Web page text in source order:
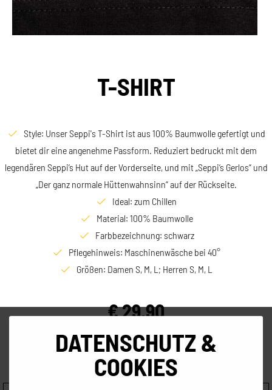
T-SHIRT
Style: Unser Seppi's T-Shirt ist aus 100% Baumwolle gefertigt und
bietet dir eine angenehme Passform. Reduziert bedruckt mit dem
legendären Seppi’s Hut auf der Vorderseite, und mit „Seppi‘s Gerlos“ und
„Der ganz normale Hüttenwahnsinn“ auf der Rückseite.
Ideal: zum Chillen
Material: 100% Baumwolle
Farbbezeichnung: schwarz
Pflegehinweis: Maschinenwäsche bei 40°
Größen: Damen S, M, L; Herren S, M, L
€29,90
Größe wählen
DATENSCHUTZ &
COOKIES